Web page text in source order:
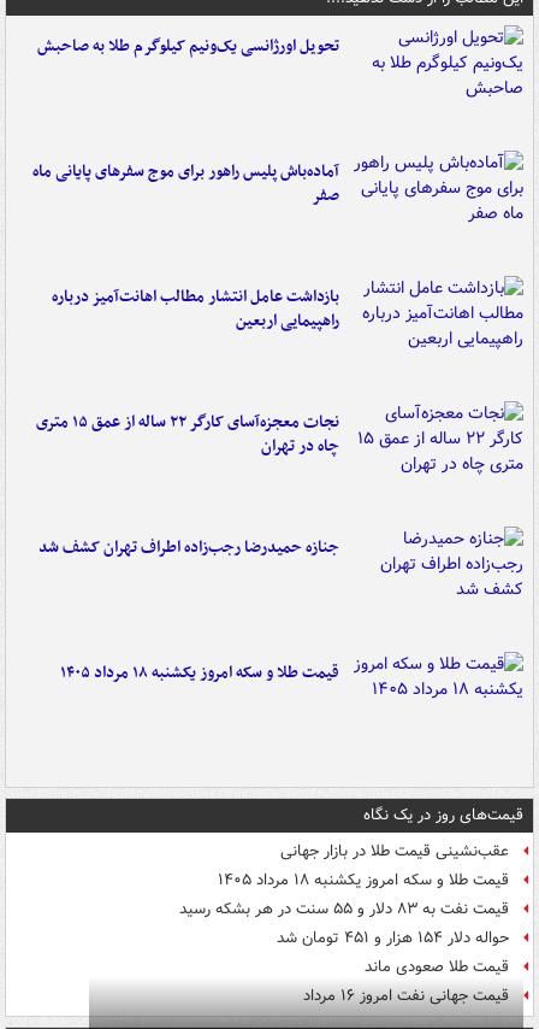
تحویل اورژانسی یک‌ونیم کیلوگرم طلا به صاحبش
آماده‌باش پلیس راهور برای موج سفرهای پایانی ماه
صفر
بازداشت عامل انتشار مطالب اهانت‌آمیز درباره
راهپیمایی اربعین
نجات معجزه‌آسای کارگر ۲۲ ساله از عمق ۱۵ متری
چاه در تهران
جنازه حمیدرضا رجب‌زاده اطراف تهران کشف شد
قیمت طلا و سکه امروز یکشنبه ۱۸ مرداد ۱۴۰۵
قیمت‌های روز در یک نگاه
عقب‌نشینی قیمت طلا در بازار جهانی
قیمت طلا و سکه امروز یکشنبه ۱۸ مرداد ۱۴۰۵
قیمت نفت به ۸۳ دلار و ۵۵ سنت در هر بشکه رسید
حواله دلار ۱۵۴ هزار و ۴۵۱ تومان شد
قیمت طلا صعودی ماند
قیمت جهانی نفت امروز ۱۶ مرداد